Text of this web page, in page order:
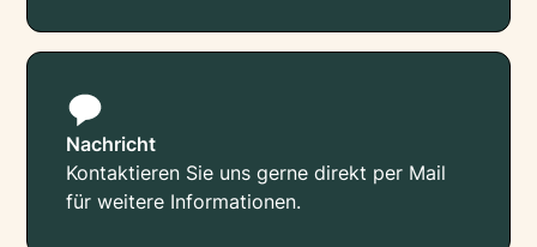
Nachricht
Kontaktieren Sie uns gerne direkt per Mail
für weitere Informationen.